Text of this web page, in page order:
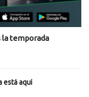
la temporada
está aquí